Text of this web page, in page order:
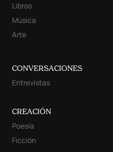
Libros
Música
Arte
CONVERSACIONES
Entrevistas
CREACIÓN
Poesía
Ficción